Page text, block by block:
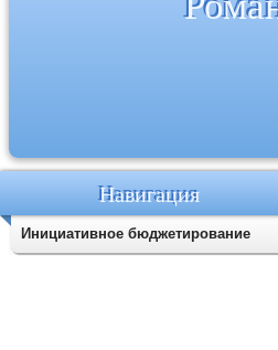
Навигация
Инициативное бюджетирование